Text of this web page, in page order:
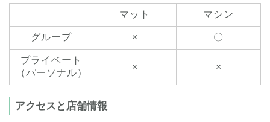
マット マシン
グループ × 〇
プライベート
（パーソナル）
× ×
アクセスと店舗情報